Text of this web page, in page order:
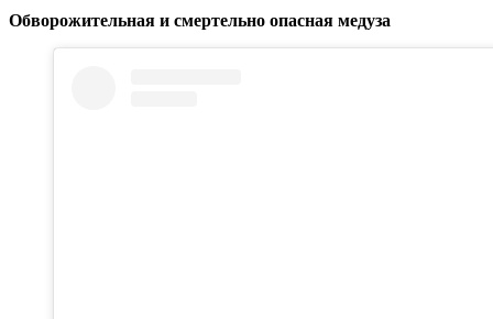
Обворожительная и смертельно опасная медуза